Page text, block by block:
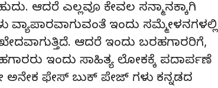
ಆದರೆ ಎಲ್ಲವೂ ಕೇವಲ ಸನ್ಮಾನಕ್ಕಾಗಿ
ವ್ಯಾಪಾರವಾಗುವಂತೆ ಇಂದು ಸಮ್ಮೇಳನಗಳಲ್ಲಿ
ಆದರೆ ಇಂದು ಬರಹಗಾರರಿಗೆ,
ಇಂದು ಸಾಹಿತ್ಯ ಲೋಕಕ್ಕೆ ಪದಾರ್ಪಣೆ
ಅನೇಕ ಫೇಸ್ ಬುಕ್ ಪೇಜ್ ಗಳು ಕನ್ನಡದ